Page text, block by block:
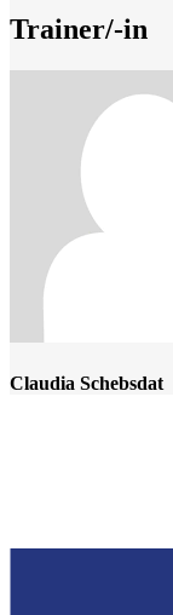
Trainer/-in
Claudia Schebsdat